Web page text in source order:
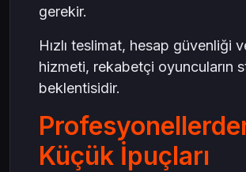
gerekir.
Hızlı teslimat, hesap güvenliği
hizmeti, rekabetçi oyuncuların
beklentisidir.
Küçük İpuçları